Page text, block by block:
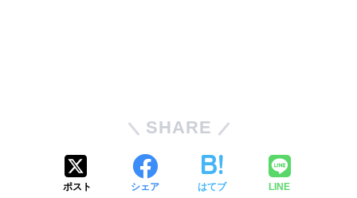
SHARE
ポスト シェア はてブ LINE